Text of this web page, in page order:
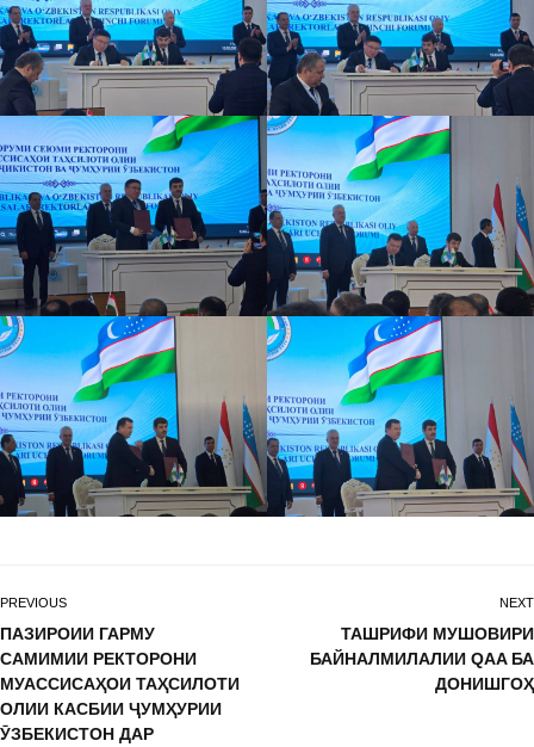
PREVIOUS
ПАЗИРОИИ ГАРМУ
САМИМИИ РЕКТОРОНИ
МУАССИСАҲОИ ТАҲСИЛОТИ
ОЛИИ КАСБИИ ҶУМҲУРИИ
ӮЗБЕКИСТОН ДАР
NEXT
ТАШРИФИ МУШОВИРИ
БАЙНАЛМИЛАЛИИ QAA БА
ДОНИШГОҲ